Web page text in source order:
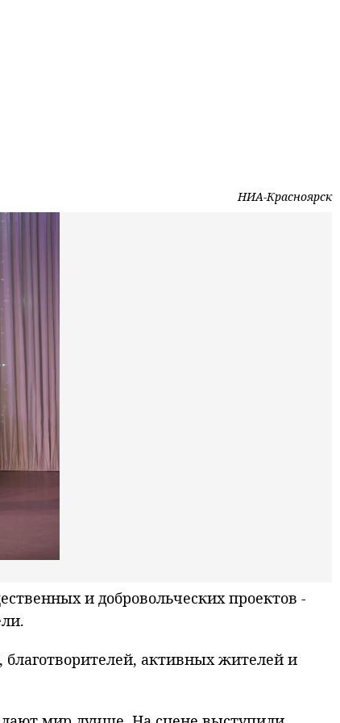
НИА-Красноярск
и добровольческих проектов -
активных жителей и